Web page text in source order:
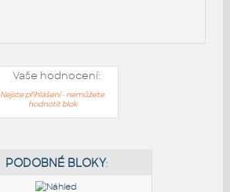
Vaše hodnocení:
Nejste přihlášeni - nemůžete
hodnotit blok